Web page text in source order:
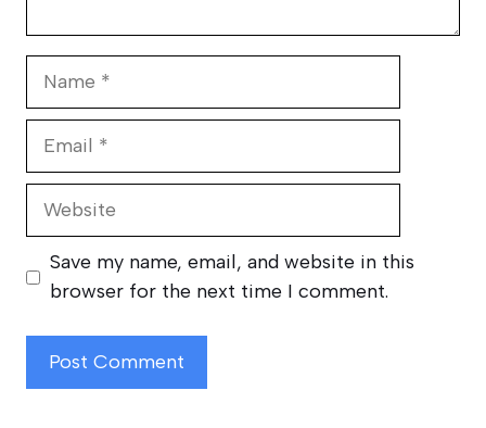
Website
Save my name, email, and website in this
browser for the next time I comment.